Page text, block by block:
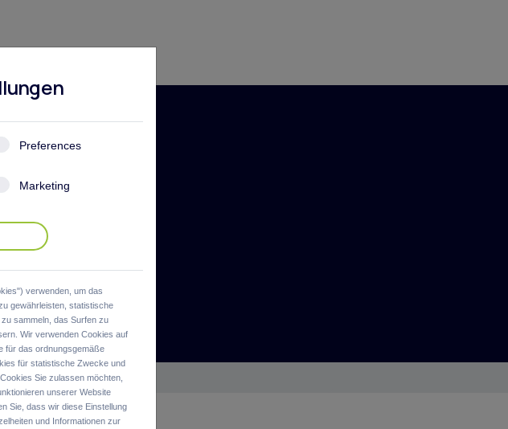
Preferences
Marketing
verwenden, um das
gewährleisten, statistische
sammeln, das Surfen zu
Wir verwenden Cookies auf
für das ordnungsgemäße
für statistische Zwecke und
Sie zulassen möchten,
unserer Website
Sie, dass wir diese Einstellung
und Informationen zur
Lufttechnik, um
Leistungen rund
an die